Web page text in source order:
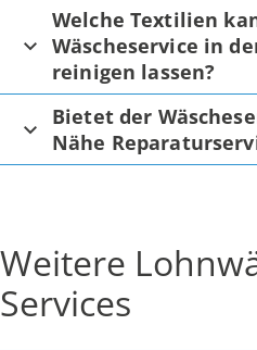
Welche Textilien
Wäscheservice in
reinigen lassen?
Bietet der
Nähe
Weitere
Services